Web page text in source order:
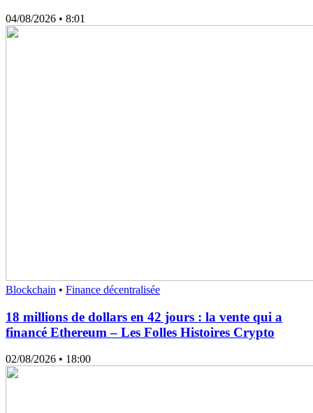
04/08/2026 • 8:01
Blockchain • Finance décentralisée
18 millions de dollars en 42 jours : la vente qui a
financé Ethereum – Les Folles Histoires Crypto
02/08/2026 • 18:00